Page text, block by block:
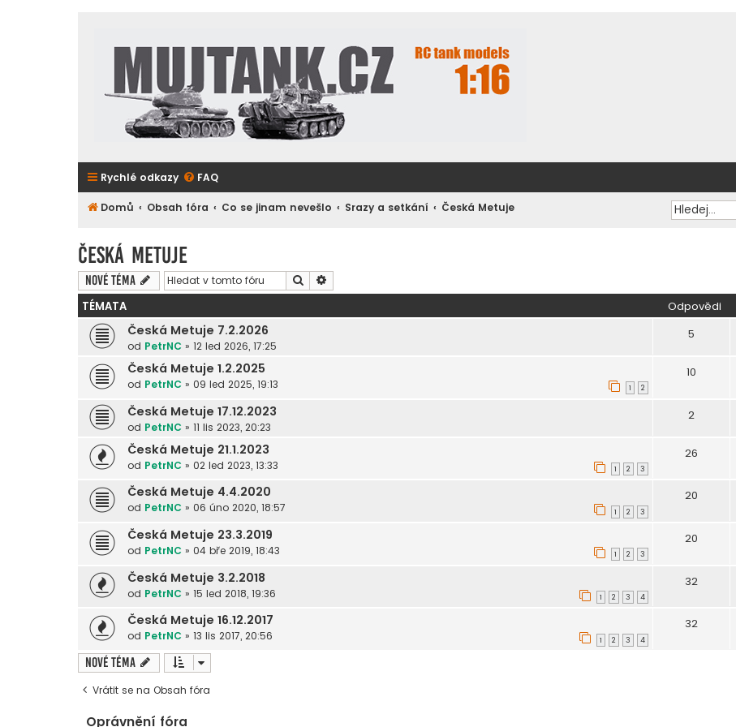
Rychlé odkazy FAQ
Domů Obsah fóra Co se jinam nevešlo Srazy a setkání Česká Metuje
Česká Metuje
Nové téma Hledat
TÉMATA Odpovědi
Česká Metuje 7.2.2026
od PetrNC » 12 led 2026, 17:25
5
Česká Metuje 1.2.2025
od PetrNC » 09 led 2025, 19:13 1 2
10
Česká Metuje 17.12.2023
od PetrNC » 11 lis 2023, 20:23
2
Česká Metuje 21.1.2023
od PetrNC » 02 led 2023, 13:33 1 2 3
26
Česká Metuje 4.4.2020
od PetrNC » 06 úno 2020, 18:57 1 2 3
20
Česká Metuje 23.3.2019
od PetrNC » 04 bře 2019, 18:43 1 2 3
20
Česká Metuje 3.2.2018
od PetrNC » 15 led 2018, 19:36 1 2 3 4
32
Česká Metuje 16.12.2017
od PetrNC » 13 lis 2017, 20:56 1 2 3 4
32
Nové téma
Vrátit se na Obsah fóra
Oprávnění fóra